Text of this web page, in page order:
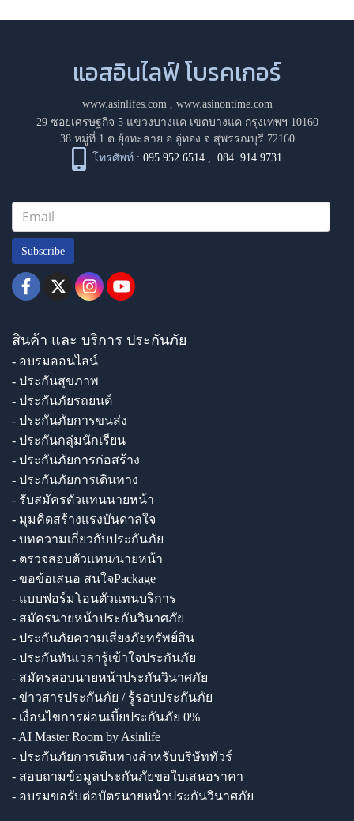
แอสอินไลฟ์ โบรคเกอร์
www.asinlifes.com, www.asinontime.com
29 ซอยเศรษฐกิจ 5 แขวงบางแค เขตบางแค กรุงเทพฯ 10160
38 หมู่ที่ 1 ต.ยุ้งทะลาย อ.อู่ทอง จ.สุพรรณบุรี 72160
โทรศัพท์ : 095 952 6514 ,084 914 9731
Subscribe
สินค้า และ บริการ ประกันภัย
- อบรมออนไลน์
- ประกันสุขภาพ
- ประกันภัยรถยนต์
- ประกันภัยการขนส่ง
- ประกันกลุ่มนักเรียน
- ประกันภัยการก่อสร้าง
- ประกันภัยการเดินทาง
- รับสมัครตัวแทนนายหน้า
- มุมคิดสร้างแรงบันดาลใจ
- บทความเกี่ยวกับประกันภัย
- ตรวจสอบตัวแทน/นายหน้า
- ขอข้อเสนอ สนใจPackage
- แบบฟอร์มโอนตัวแทนบริการ
- สมัครนายหน้าประกันวินาศภัย
- ประกันภัยความเสี่ยงภัยทรัพย์สิน
- ประกันทันเวลารู้เข้าใจประกันภัย
- สมัครสอบนายหน้าประกันวินาศภัย
- ข่าวสารประกันภัย / รู้รอบประกันภัย
- เงื่อนไขการผ่อนเบี้ยประกันภัย 0%
- AI Master Room by Asinlife
- ประกันภัยการเดินทางสำหรับบริษัททัวร์
- สอบถามข้อมูลประกันภัยขอใบเสนอราคา
- อบรมขอรับต่อบัตรนายหน้าประกันวินาศภัย